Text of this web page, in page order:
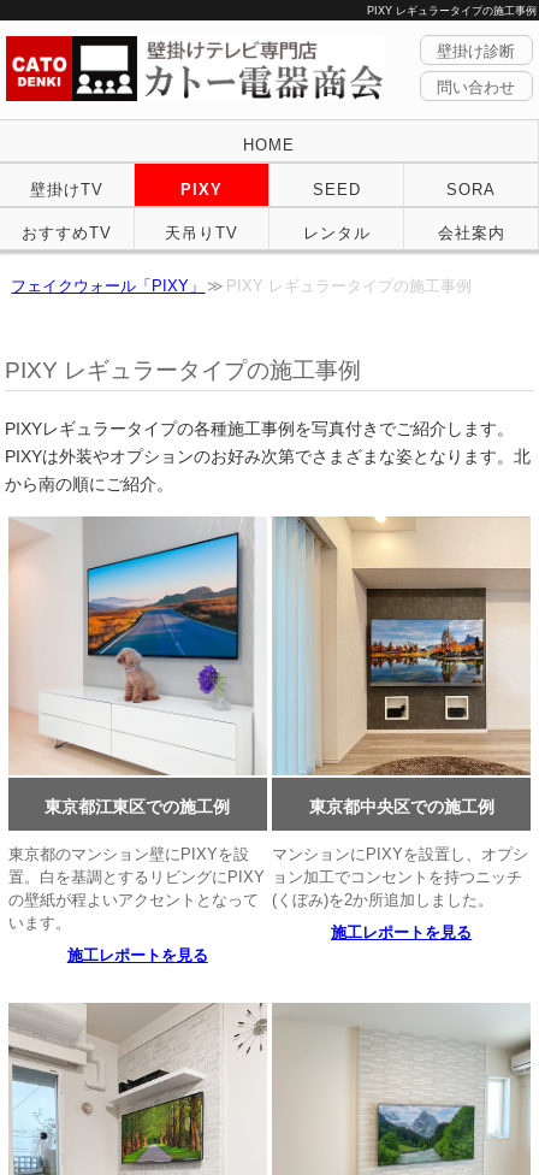
PIXY レギュラータイプの施工事例
壁掛け診断
問い合わせ
HOME
壁掛けTV PIXY SEED SORA
おすすめTV 天吊りTV レンタル 会社案内
フェイクウォール「PIXY」 PIXY レギュラータイプの施工事例
PIXY レギュラータイプの施工事例
PIXYレギュラータイプの各種施工事例を写真付きでご紹介します。
PIXYは外装やオプションのお好み次第でさまざまな姿となります。北
から南の順にご紹介。
東京都江東区での施工例
東京都のマンション壁にPIXYを設
置。白を基調とするリビングにPIXY
の壁紙が程よいアクセントとなって
います。
施工レポートを見る
東京都中央区での施工例
マンションにPIXYを設置し、オプシ
ョン加工でコンセントを持つニッチ
(くぼみ)を2か所追加しました。
施工レポートを見る